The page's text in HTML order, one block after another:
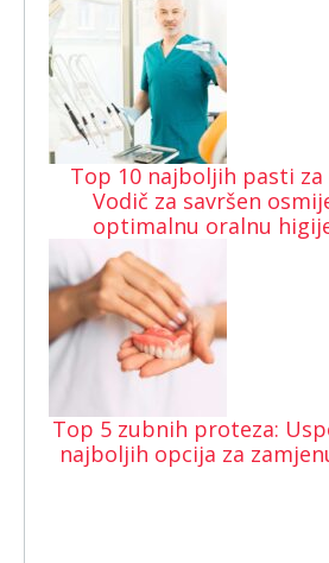
Top 10 najboljih pasti za
Vodič za savršen
optimalnu oralnu
Top 5 zubnih proteza:
najboljih opcija za